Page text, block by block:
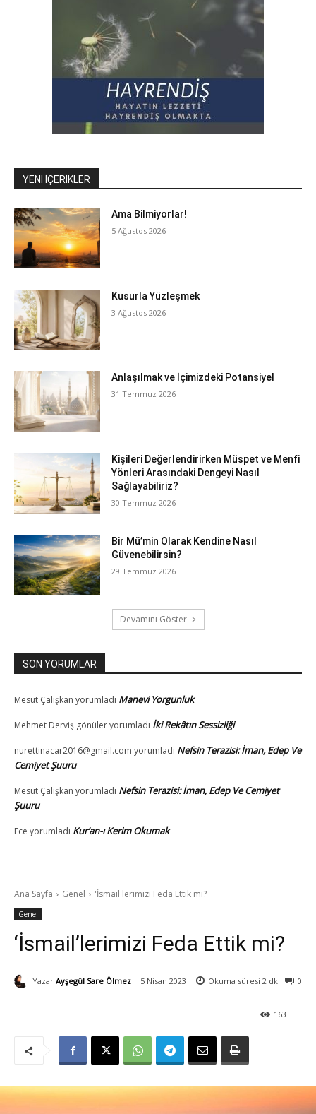
YENI İÇERIKLER
Ama Bilmiyorlar!
5 Ağustos 2026
Kusurla Yüzleşmek
3 Ağustos 2026
Anlaşılmak ve İçimizdeki Potansiyel
31 Temmuz 2026
Kişileri Değerlendirirken Müspet ve Menfi
Yönleri Arasındaki Dengeyi Nasıl
Sağlayabiliriz?
30 Temmuz 2026
Bir Mü’min Olarak Kendine Nasıl
Güvenebilirsin?
29 Temmuz 2026
Devamını Göster
SON YORUMLAR
Mesut Çalışkan yorumladı Manevi Yorgunluk
Mehmet Derviş gönüleryorumladı İki Rekâtın Sessizliği
nurettinacar2016@gmail.com yorumladı Nefsin Terazisi: İman, Edep Ve
Cemiyet Şuuru
Mesut Çalışkan yorumladı Nefsin Terazisi: İman, Edep Ve Cemiyet
Şuuru
Ece yorumladı Kur’an-ı Kerim Okumak